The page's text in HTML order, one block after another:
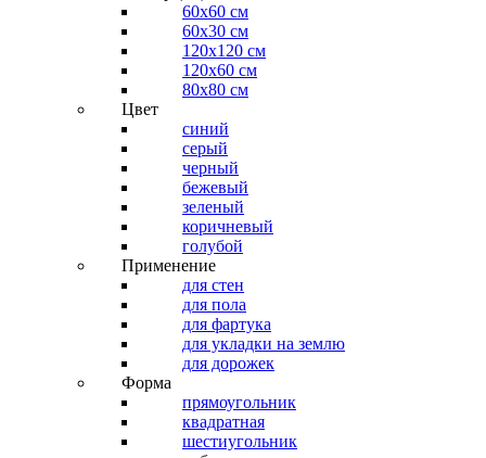
60х60 см
60x30 см
120x120 см
120x60 см
80x80 см
Цвет
синий
серый
черный
бежевый
зеленый
коричневый
голубой
Применение
для стен
для пола
для фартука
для укладки на землю
для дорожек
Форма
прямоугольник
квадратная
шестиугольник